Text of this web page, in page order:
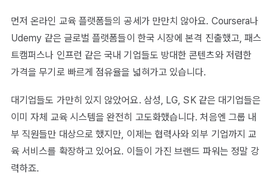
먼저 온라인 교육 플랫폼들의 공세가 만만치 않아요. Coursera나
Udemy 같은 글로벌 플랫폼들이 한국 시장에 본격 진출했고, 패스
트캠퍼스나 인프런 같은 국내 기업들도 방대한 콘텐츠와 저렴한
가격을 무기로 빠르게 점유율을 넓혀가고 있습니다.
대기업들도 가만히 있지 않았어요. 삼성, LG, SK 같은 대기업들은
이미 자체 교육 시스템을 완전히 고도화했습니다. 처음엔 그룹 내
부 직원들만 대상으로 했지만, 이제는 협력사와 외부 기업까지 교
육 서비스를 확장하고 있어요. 이들이 가진 브랜드 파워는 정말 강
력하죠.